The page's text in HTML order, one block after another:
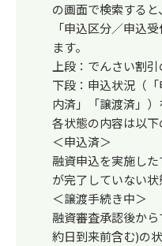
の画面で検索すると
「申込区分／申込
ます。
上段：でんさい割
下段：申込状況（
内済」「譲渡済」）
各状態の内容は以下
＜申込済＞
融資申込を実施し
が完了していない状
＜譲渡手続き中＞
融資審査承認後か
約日到来前含む)の状